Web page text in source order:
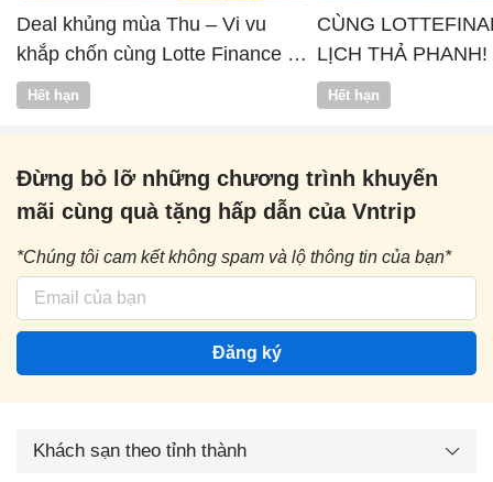
Deal khủng mùa Thu – Vi vu
khắp chốn cùng Lotte Finance x
Vntrip
Hết hạn
CÙNG
LỊCH THẢ PHANH!
Hết hạn
Đừng bỏ lỡ những chương trình khuyến
mãi cùng quà tặng hấp dẫn của Vntrip
*Chúng tôi cam kết không spam và lộ thông tin của bạn*
Đăng ký
Khách sạn theo tỉnh thành